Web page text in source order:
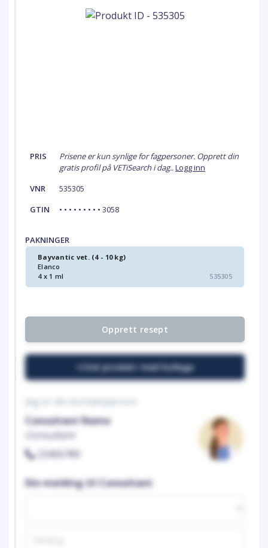
PRIS
Prisene er kun synlige for fagpersoner. Opprett din
gratis profil på VETiSearch i dag..Logg inn
VNR
535305
GTIN
• • • • • • • • • 3058
PAKNINGER
Bayvantic vet. (4 - 10 kg)
Elanco
4 x 1 ml
535305
Opprett resept
Del produkt med kollega
Jeg er din kontaktperson
Consultant Name
Consultant
23456789
Din melding til Consultant